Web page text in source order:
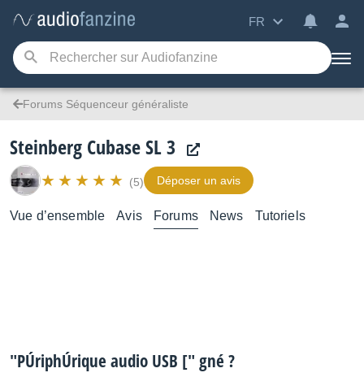
FR
Forums Séquenceur généraliste
Steinberg Cubase SL 3
(5) Déposer un avis
Vue d’ensemble Avis Forums News Tutoriels
"PÚriphÚrique audio USB [" gné ?